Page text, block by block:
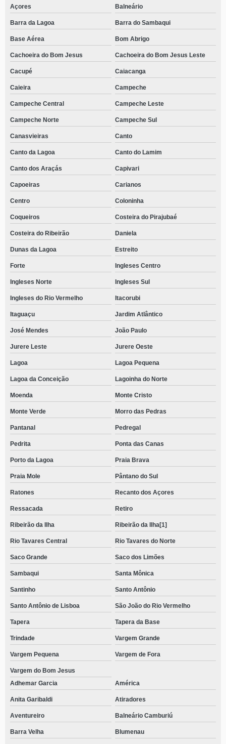
Açores Balneário
Barra da Lagoa Barra do Sambaqui
Base Aérea Bom Abrigo
Cachoeira do Bom Jesus Cachoeira do Bom Jesus Leste
Cacupé Caiacanga
Caieira Campeche
Campeche Central Campeche Leste
Campeche Norte Campeche Sul
Canasvieiras Canto
Canto da Lagoa Canto do Lamim
Canto dos Araçás Capivari
Capoeiras Carianos
Centro Coloninha
Coqueiros Costeira do Pirajubaé
Costeira do Ribeirão Daniela
Dunas da Lagoa Estreito
Forte Ingleses Centro
Ingleses Norte Ingleses Sul
Ingleses do Rio Vermelho Itacorubi
Itaguaçu Jardim Atlântico
José Mendes João Paulo
Jurere Leste Jurere Oeste
Lagoa Lagoa Pequena
Lagoa da Conceição Lagoinha do Norte
Moenda Monte Cristo
Monte Verde Morro das Pedras
Pantanal Pedregal
Pedrita Ponta das Canas
Porto da Lagoa Praia Brava
Praia Mole Pântano do Sul
Ratones Recanto dos Açores
Ressacada Retiro
Ribeirão da Ilha Ribeirão da Ilha[1]
Rio Tavares Central Rio Tavares do Norte
Saco Grande Saco dos Limões
Sambaqui Santa Mônica
Santinho Santo Antônio
Santo Antônio de Lisboa São João do Rio Vermelho
Tapera Tapera da Base
Trindade Vargem Grande
Vargem Pequena Vargem de Fora
Vargem do Bom Jesus
Adhemar Garcia
América
Anita Garibaldi Atiradores
Aventureiro Balneário Camburiú
Barra Velha Blumenau